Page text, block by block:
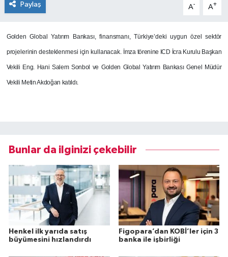
Paylaş A- A+
Golden Global Yatırım Bankası, finansmanı, Türkiye’deki uygun özel sektör
projelerinin desteklenmesi için kullanacak. İmza törenine ICD İcra Kurulu Başkan
Vekili Eng. Hani Salem Sonbol ve Golden Global Yatırım Bankası Genel Müdür
Vekili Metin Akdoğan katıldı.
Bunlar da ilginizi çekebilir
Henkel ilk yarıda satış
büyümesini hızlandırdı
Figopara’dan KOBİ’ler için 3
banka ile işbirliği